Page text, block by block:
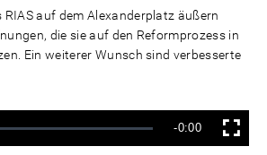
RIAS auf dem Alexanderplatz äußern
die sie auf den Reformprozess in
Ein weiterer Wunsch sind verbesserte
:
Verbleibende
-0:00 Vollbild